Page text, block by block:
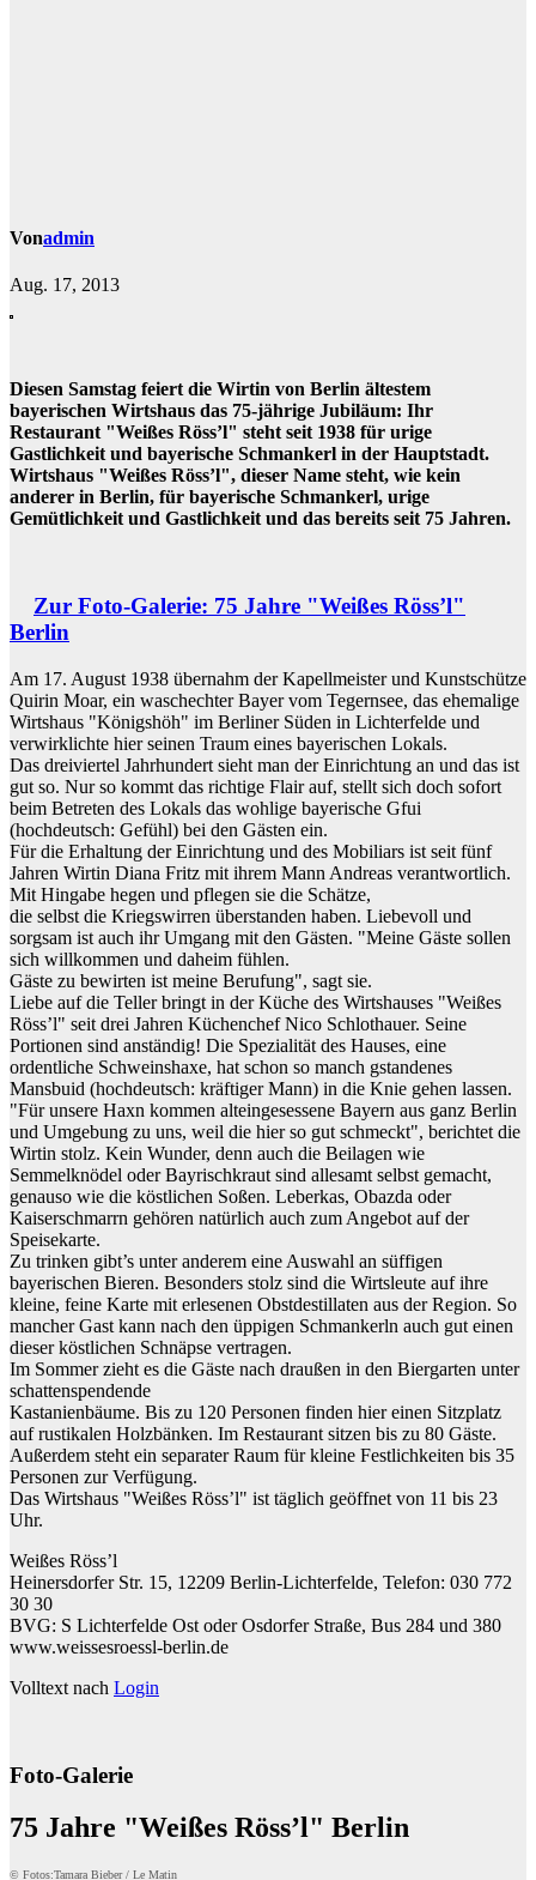
Vonadmin
Aug. 17, 2013
Diesen Samstag feiert die Wirtin von Berlin ältestem
bayerischen Wirtshaus das 75-jährige Jubiläum: Ihr
Restaurant "Weißes Röss’l" steht seit 1938 für urige
Gastlichkeit und bayerische Schmankerl in der Hauptstadt.
Wirtshaus "Weißes Röss’l", dieser Name steht, wie kein
anderer in Berlin, für bayerische Schmankerl, urige
Gemütlichkeit und Gastlichkeit und das bereits seit 75 Jahren.
Zur Foto-Galerie: 75 Jahre "Weißes Röss’l"
Berlin
Am 17. August 1938 übernahm der Kapellmeister und Kunstschütze
Quirin Moar, ein waschechter Bayer vom Tegernsee, das ehemalige
Wirtshaus "Königshöh" im Berliner Süden in Lichterfelde und
verwirklichte hier seinen Traum eines bayerischen Lokals.
Das dreiviertel Jahrhundert sieht man der Einrichtung an und das ist
gut so. Nur so kommt das richtige Flair auf, stellt sich doch sofort
beim Betreten des Lokals das wohlige bayerische Gfui
(hochdeutsch: Gefühl) bei den Gästen ein.
Für die Erhaltung der Einrichtung und des Mobiliars ist seit fünf
Jahren Wirtin Diana Fritz mit ihrem Mann Andreas verantwortlich.
Mit Hingabe hegen und pflegen sie die Schätze,
die selbst die Kriegswirren überstanden haben. Liebevoll und
sorgsam ist auch ihr Umgang mit den Gästen. "Meine Gäste sollen
sich willkommen und daheim fühlen.
Gäste zu bewirten ist meine Berufung", sagt sie.
Liebe auf die Teller bringt in der Küche des Wirtshauses "Weißes
Röss’l" seit drei Jahren Küchenchef Nico Schlothauer. Seine
Portionen sind anständig! Die Spezialität des Hauses, eine
ordentliche Schweinshaxe, hat schon so manch gstandenes
Mansbuid (hochdeutsch: kräftiger Mann) in die Knie gehen lassen.
"Für unsere Haxn kommen alteingesessene Bayern aus ganz Berlin
und Umgebung zu uns, weil die hier so gut schmeckt", berichtet die
Wirtin stolz. Kein Wunder, denn auch die Beilagen wie
Semmelknödel oder Bayrischkraut sind allesamt selbst gemacht,
genauso wie die köstlichen Soßen. Leberkas, Obazda oder
Kaiserschmarrn gehören natürlich auch zum Angebot auf der
Speisekarte.
Zu trinken gibt’s unter anderem eine Auswahl an süffigen
bayerischen Bieren. Besonders stolz sind die Wirtsleute auf ihre
kleine, feine Karte mit erlesenen Obstdestillaten aus der Region. So
mancher Gast kann nach den üppigen Schmankerln auch gut einen
dieser köstlichen Schnäpse vertragen.
Im Sommer zieht es die Gäste nach draußen in den Biergarten unter
schattenspendende
Kastanienbäume. Bis zu 120 Personen finden hier einen Sitzplatz
auf rustikalen Holzbänken. Im Restaurant sitzen bis zu 80 Gäste.
Außerdem steht ein separater Raum für kleine Festlichkeiten bis 35
Personen zur Verfügung.
Das Wirtshaus "Weißes Röss’l" ist täglich geöffnet von 11 bis 23
Uhr.
Weißes Röss’l
Heinersdorfer Str. 15, 12209 Berlin-Lichterfelde, Telefon: 030 772
30 30
BVG: S Lichterfelde Ost oder Osdorfer Straße, Bus 284 und 380
www.weissesroessl-berlin.de
Volltext nach Login
Foto-Galerie
75 Jahre "Weißes Röss’l" Berlin
© Fotos:Tamara Bieber / Le Matin